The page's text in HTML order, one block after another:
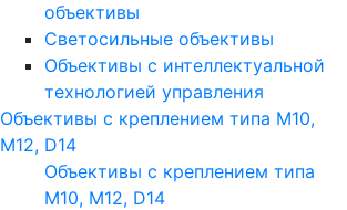
объективы
Светосильные объективы
Объективы с интеллектуальной
технологией управления
Объективы с креплением типа M10,
M12, D14
Объективы с креплением типа
M10, M12, D14